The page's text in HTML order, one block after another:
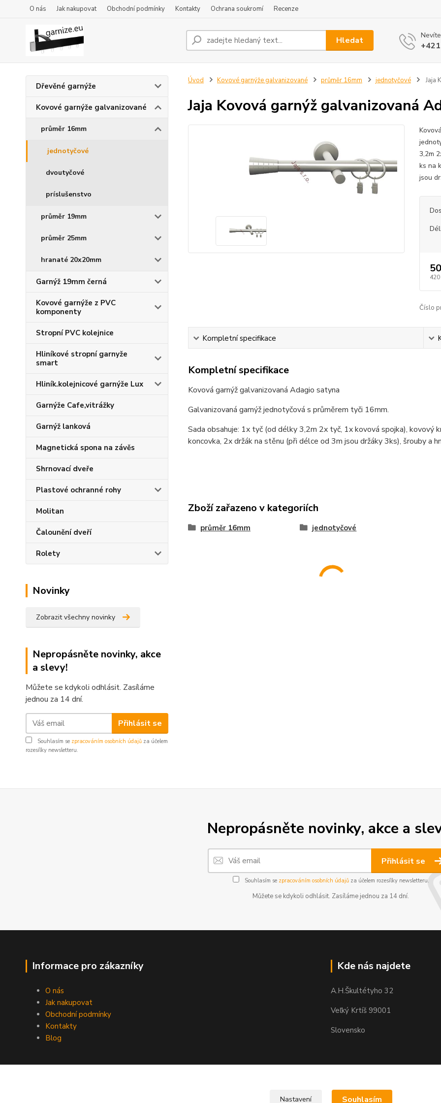
O nás Jak nakupovat Obchodní podmínky Kontakty Ochrana soukromí Recenze
Hledat
Dřevěné garnýže
Kovové garnýže galvanizované
průměr 16mm
jednotyčové
dvoutyčové
príslušenstvo
průměr 19mm
průměr 25mm
hranaté 20x20mm
Garnýž 19mm černá
Kovové garnýže z PVC
komponenty
Stropní PVC kolejnice
Hliníkové stropní garnyže
smart
Hliník.kolejnicové garnýže Lux
Garnýže Cafe,vitrážky
Garnýž lanková
Magnetická spona na závěs
Shrnovací dveře
Plastové ochranné rohy
Molitan
Čalounění dveří
Rolety
Novinky
Zobrazit všechny novinky
Nepropásněte novinky, akce
a slevy!
Můžete se kdykoli odhlásit. Zasíláme
jednou za 14 dní.
Přihlásit se
Souhlasím se zpracováním osobních údajů za účelem
rozesílky newsletteru.
Úvod Kovové garnýže galvanizované průměr 16mm jednotyčové Jaja
Jaja Kovová garnýž galvanizovaná
3,2m
ks na
jsou
420
Číslo
Kompletní specifikace
Kompletní specifikace
Kovová garnýž galvanizovaná Adagio satyna
Galvanizovaná garnýž jednotyčová s průměrem tyči 16mm.
Sada obsahuje: 1x tyč (od délky 3,2m 2x tyč, 1x kovová spojka), kovový
koncovka, 2x držák na stěnu (při délce od 3m jsou držáky 3ks), šrouby a
Zboží zařazeno v kategoriích
průměr 16mm jednotyčové
Nepropásněte novinky, akce a
Přihlásit se
Souhlasím se zpracováním osobních údajůza účelem rozesílky newsletteru.
Můžete se kdykoli odhlásit. Zasíláme jednou za 14 dní.
Informace pro zákazníky
O nás
Jak nakupovat
Obchodní podmínky
Kontakty
Blog
Kde nás najdete
A.H.Škultétyho 32
Veľký Krtíš 99001
Slovensko
Nastavení Souhlasím